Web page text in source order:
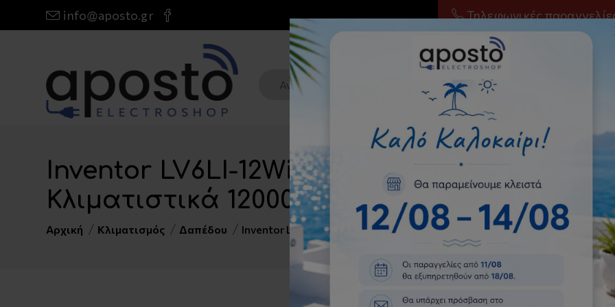
info@aposto.gr Τηλεφωνικές
Inventor LV6LI-12WiFiR Εσωτερική
Κλιματιστικά 12000 BTU
Αρχική Κλιματισμός Δαπέδου Inventor LV6LI-12WiFiR Εσωτερική Μονάδα Δαπέδου για Multi